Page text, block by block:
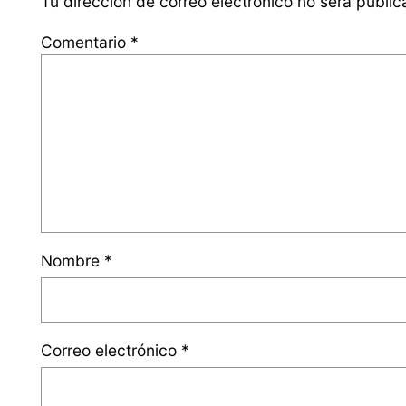
Comentario *
Nombre *
Correo electrónico *